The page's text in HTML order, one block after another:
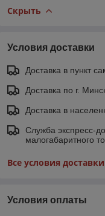
Скрыть
Условия доставки
Доставка в пункт
Доставка по г.
Доставка в
Служба экспресс-
малогабаритного
Все условия доставки
Условия оплаты